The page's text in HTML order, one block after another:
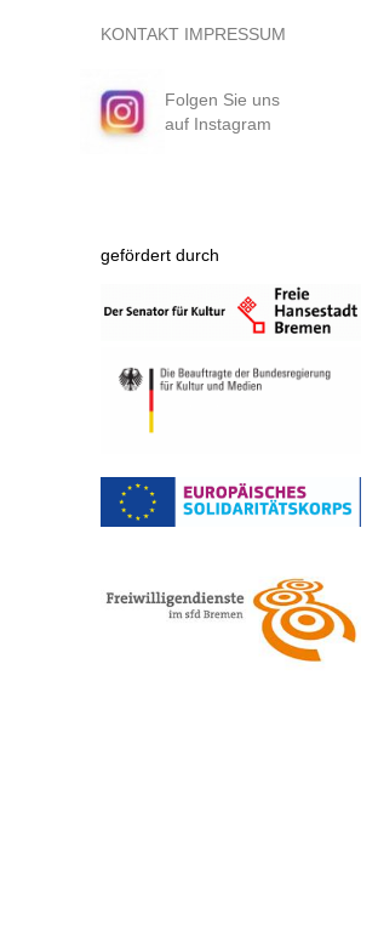
KONTAKT IMPRESSUM
Folgen Sie uns
auf Instagram
gefördert durch